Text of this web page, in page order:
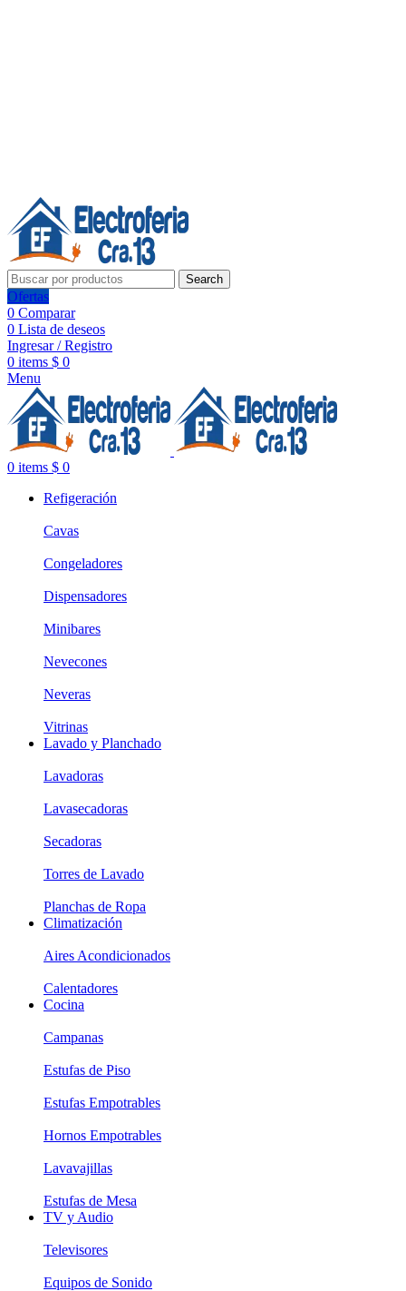
Search
Ofertas
0 Comparar
0 Lista de deseos
Ingresar / Registro
0 items $ 0
Menu
0 items $ 0
Refigeración
Cavas
Congeladores
Dispensadores
Minibares
Nevecones
Neveras
Vitrinas
Lavado y Planchado
Lavadoras
Lavasecadoras
Secadoras
Torres de Lavado
Planchas de Ropa
Climatización
Aires Acondicionados
Calentadores
Cocina
Campanas
Estufas de Piso
Estufas Empotrables
Hornos Empotrables
Lavavajillas
Estufas de Mesa
TV y Audio
Televisores
Equipos de Sonido